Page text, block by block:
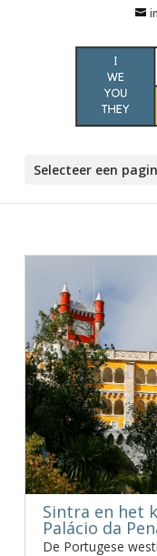
Selecteer een
Sintra en het
Palácio da
De Portugese